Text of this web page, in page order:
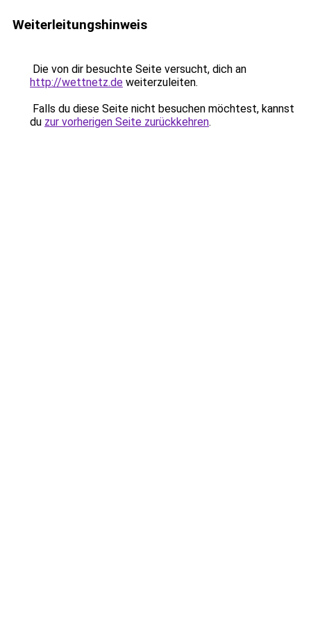
Weiterleitungshinweis
Die von dir besuchte Seite versucht, dich an
http://wettnetz.de weiterzuleiten.
Falls du diese Seite nicht besuchen möchtest, kannst
du zur vorherigen Seite zurückkehren.